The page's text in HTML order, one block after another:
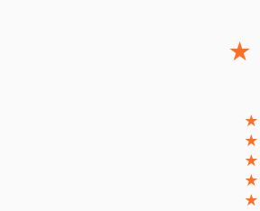
★
(*)
★
(*)
★
(*)
★
(*)
★
(*)
★